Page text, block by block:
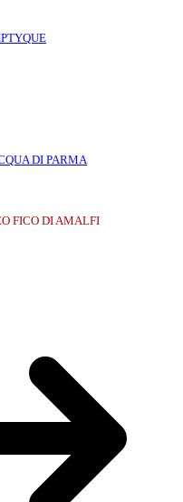
DI PARMA
FICO DI AMALFI